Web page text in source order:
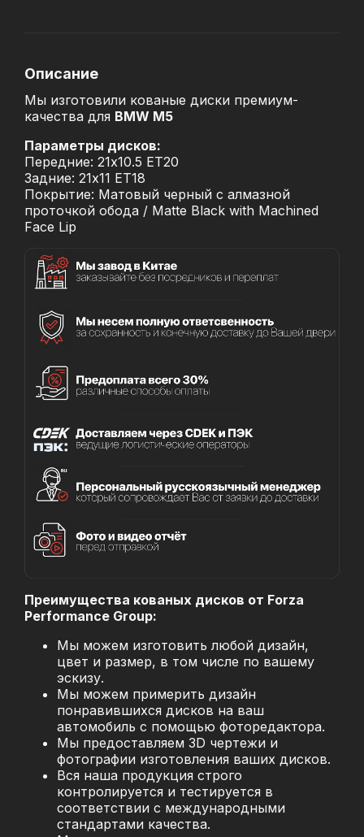
Описание
Мы изготовили кованые диски премиум-
качества для BMW M5
Параметры дисков:
Передние: 21x10.5 ET20
Задние: 21x11 ET18
Покрытие: Матовый черный с алмазной
проточкой обода / Matte Black with Machined
Face Lip
Преимущества кованых дисков от Forza
Performance Group:
Мы можем изготовить любой дизайн,
цвет и размер, в том числе по вашему
эскизу.
Мы можем примерить дизайн
понравившихся дисков на ваш
автомобиль с помощью фоторедактора.
Мы предоставляем 3D чертежи и
фотографии изготовления ваших дисков.
Вся наша продукция строго
контролируется и тестируется в
соответствии с международными
стандартами качества.